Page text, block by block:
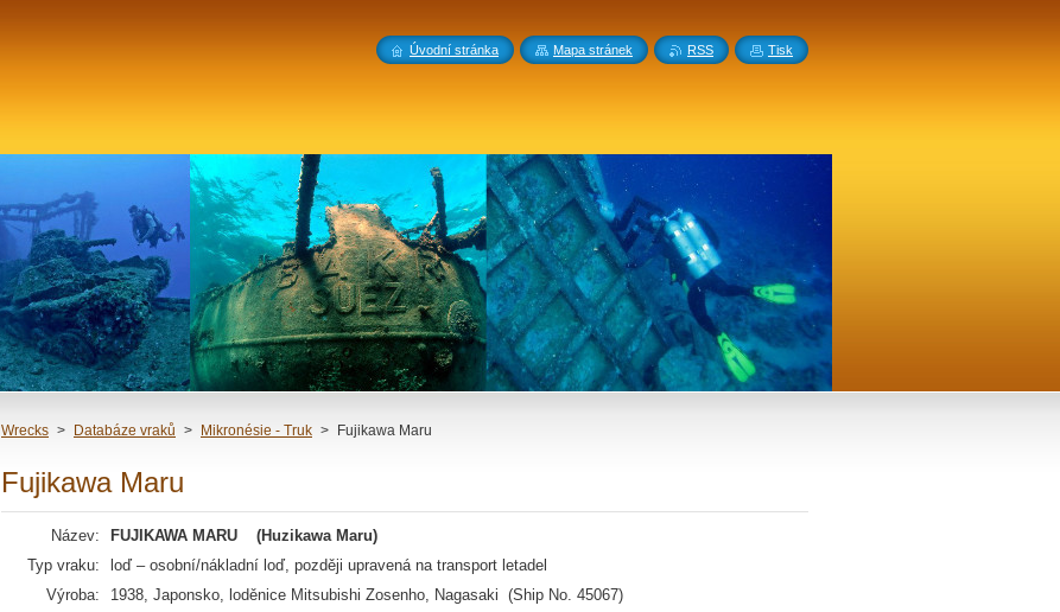
Wrecks > Databáze vraků > Mikronésie - Truk > Fujikawa Maru
Fujikawa Maru
Název:
FUJIKAWA MARU (Huzikawa Maru)
Typ vraku:
loď – osobní/nákladní loď, později upravená na transport letadel
Výroba:
1938, Japonsko, loděnice Mitsubishi Zosenho, Nagasaki (Ship No. 45067)
Úvodní stránka Mapa stránek RSS Tisk